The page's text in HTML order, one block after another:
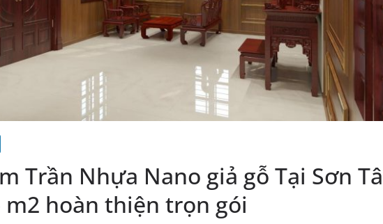
Trần Nhựa Nano giả gỗ Tại Sơn
m2 hoàn thiện trọn gói